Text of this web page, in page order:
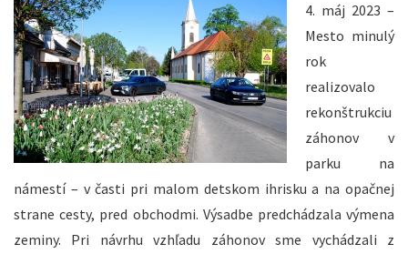
4. máj 2023 –
Mesto minulý
rok
realizovalo
rekonštrukciu
záhonov v
parku na
námestí – v časti pri malom detskom ihrisku a na opačnej
strane cesty, pred obchodmi. Výsadbe predchádzala výmena
zeminy. Pri návrhu vzhľadu záhonov sme vychádzali z